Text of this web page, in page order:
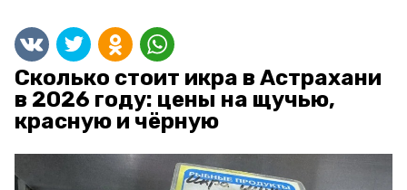
Сколько стоит икра в Астрахани
в 2026 году: цены на щучью,
красную и чёрную